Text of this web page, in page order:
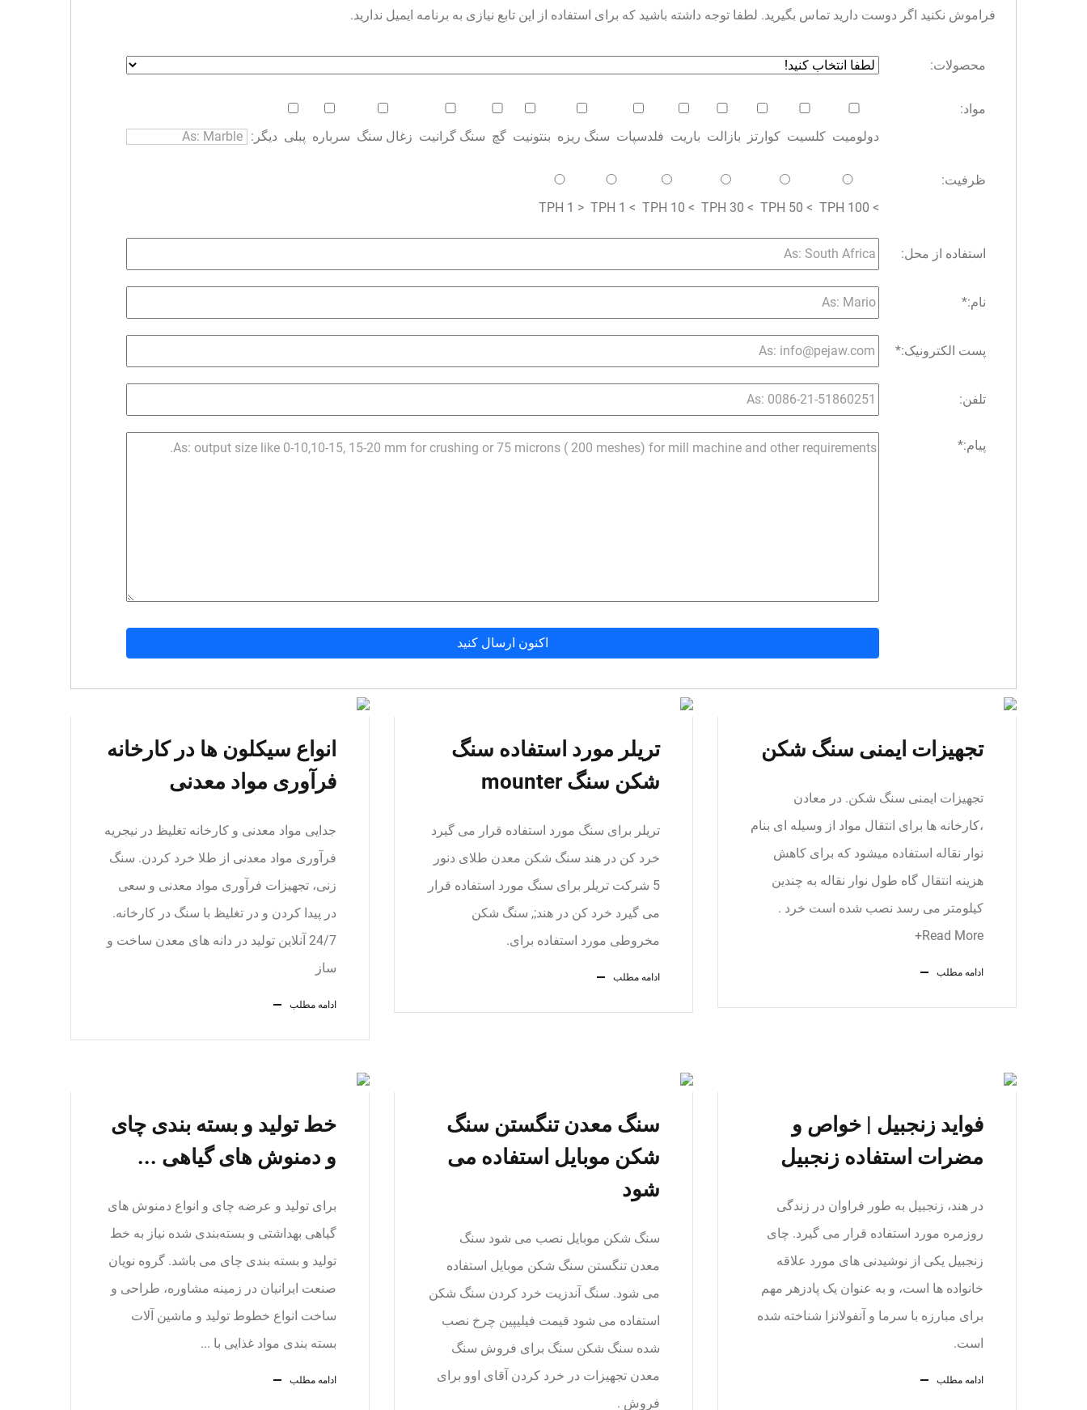
فراموش نکنید اگر دوست دارید تماس بگیرید. لطفا توجه داشته باشید که برای استفاده از این تابع نیازی به برنامه ایمیل ندارید.
محصولات:
مواد:
دولومیت کلسیت کوارتز بازالت باریت فلدسپات سنگ ریزه بنتونیت گچ سنگ گرانیت زغال سنگ سرباره پبلی دیگر:
ظرفیت:
> 100 TPH
> 50 TPH
> 30 TPH
> 10 TPH
> 1 TPH
< 1 TPH
استفاده از محل:
نام:*
پست الکترونیک:*
تلفن:
پیام:*
تجهیزات ایمنی سنگ شکن
تجهیزات ایمنی سنگ شکن. در معادن
،کارخانه ها برای انتقال مواد از وسیله ای بنام
نوار نقاله استفاده میشود که برای کاهش
هزینه انتقال گاه طول نوار نقاله به چندین
کیلومتر می رسد نصب شده است خرد .
Read More+
ادامه مطلب
تریلر مورد استفاده سنگ
شکن سنگ mounter
تریلر برای سنگ مورد استفاده قرار می گیرد
خرد کن در هند سنگ شکن معدن طلای دنور
5 شرکت تریلر برای سنگ مورد استفاده قرار
می گیرد خرد کن در هند;, سنگ شکن
مخروطی مورد استفاده برای.
ادامه مطلب
انواع سیکلون ها در کارخانه
فرآوری مواد معدنی
جدایی مواد معدنی و کارخانه تغلیظ در نیجریه
فرآوری مواد معدنی از طلا خرد کردن. سنگ
زنی، تجهیزات فرآوری مواد معدنی و سعی
در پیدا کردن و در تغلیظ با سنگ در کارخانه.
24/7 آنلاین تولید در دانه های معدن ساخت و
ساز
ادامه مطلب
فواید زنجبیل | خواص و
مضرات استفاده زنجبیل
در هند، زنجبیل به طور فراوان در زندگی
روزمره مورد استفاده قرار می گیرد. چای
زنجبیل یکی از نوشیدنی های مورد علاقه
خانواده ها است، و به عنوان یک پادزهر مهم
برای مبارزه با سرما و آنفولانزا شناخته شده
است.
ادامه مطلب
سنگ معدن تنگستن سنگ
شکن موبایل استفاده می
شود
سنگ شکن موبایل نصب می شود سنگ
معدن تنگستن سنگ شکن موبایل استفاده
می شود. سنگ آندزیت خرد کردن سنگ شکن
استفاده می شود قیمت فیلیپین چرخ نصب
شده سنگ شکن سنگ برای فروش سنگ
معدن تجهیزات در خرد کردن آقای اوو برای
فروش .
خط تولید و بسته بندی چای
و دمنوش های گیاهی ...
برای تولید و عرضه چای و انواع دمنوش های
گیاهی بهداشتی و بسته‌بندی شده نیاز به خط
تولید و بسته بندی چای می باشد. گروه نویان
صنعت ایرانیان در زمینه مشاوره، طراحی و
ساخت انواع خطوط تولید و ماشین آلات
بسته بندی مواد غذایی با ...
ادامه مطلب